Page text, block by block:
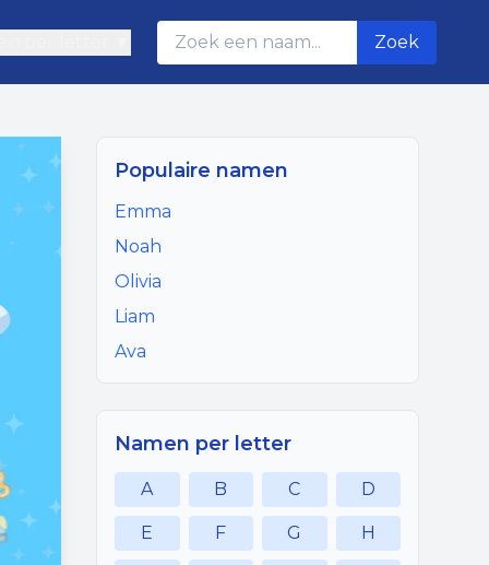
Zoek
Populaire namen
Emma
Noah
Olivia
Liam
Ava
Namen per letter
A B C D
E F G H